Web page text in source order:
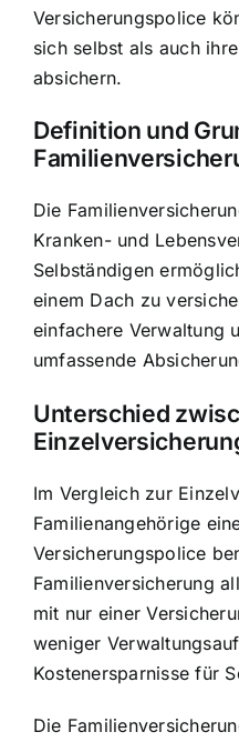
Versicherungspolice
sich selbst als auch
absichern.
Definition und
Die
Kranken- und
Selbständigen
einem Dach zu
einfachere Verwaltung
umfassende
Unterschied
Im Vergleich zur
Familienangehörige
Versicherungspolice
Familienversicherung
mit nur einer
weniger
Kostenersparnisse für
Die